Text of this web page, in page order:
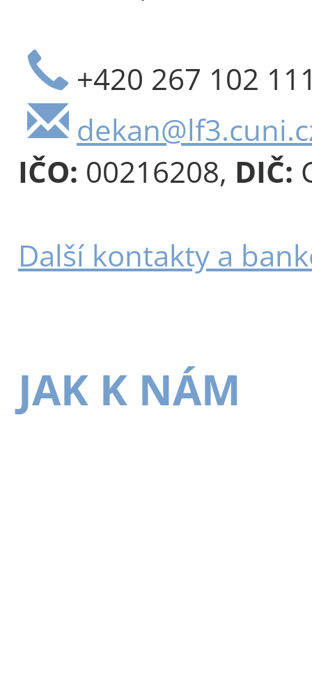
+420 267 102
IČO: 00216208, DIČ:
Další kontakty a
JAK K NÁM